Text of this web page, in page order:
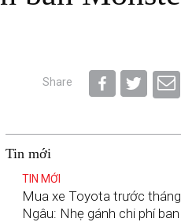
Share
Tin mới
TIN MỚI
Mua xe Toyota trước tháng
Ngâu: Nhẹ gánh chi phí ban